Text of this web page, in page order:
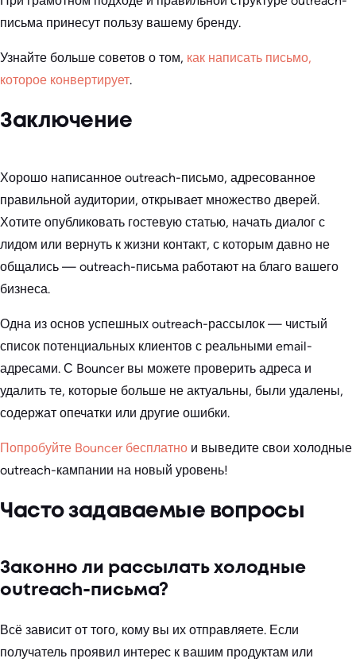
письма принесут пользу вашему бренду.
Узнайте больше советов о том, как написать письмо,
которое конвертирует.
Заключение
Хорошо написанное outreach-письмо, адресованное
правильной аудитории, открывает множество дверей.
Хотите опубликовать гостевую статью, начать диалог с
лидом или вернуть к жизни контакт, с которым давно не
общались — outreach-письма работают на благо вашего
бизнеса.
Одна из основ успешных outreach-рассылок — чистый
список потенциальных клиентов с реальными email-
адресами. С Bouncer вы можете проверить адреса и
удалить те, которые больше не актуальны, были удалены,
содержат опечатки или другие ошибки.
Попробуйте Bouncer бесплатно и выведите свои холодные
outreach-кампании на новый уровень!
Часто задаваемые вопросы
Законно ли рассылать холодные
outreach-письма?
Всё зависит от того, кому вы их отправляете. Если
получатель проявил интерес к вашим продуктам или